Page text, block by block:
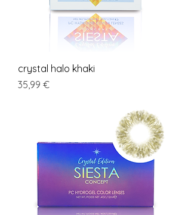
crystal halo khaki
Preis
35,99 €